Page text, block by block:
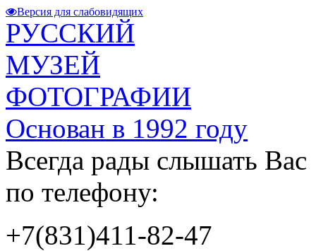
Версия для слабовидящих
РУССКИЙ
МУЗЕЙ
ФОТОГРАФИИ
Основан в 1992 году
Всегда рады слышать Вас
по телефону:
+7(831)411-82-47